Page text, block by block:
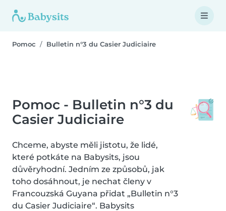
Pomoc Bulletin n°3 du Casier Judiciaire
Pomoc - Bulletin n°3 du
Casier Judiciaire
Chceme, abyste měli jistotu, že lidé,
které potkáte na Babysits, jsou
důvěryhodní. Jedním ze způsobů, jak
toho dosáhnout, je nechat členy v
Francouzská Guyana přidat „Bulletin n°3
du Casier Judiciaire“. Babysits